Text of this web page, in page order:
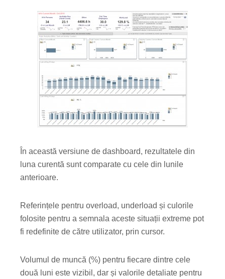
În această versiune de dashboard, rezultatele din
luna curentă sunt comparate cu cele din lunile
anterioare.
Referințele pentru overload, underload și culorile
folosite pentru a semnala aceste situații extreme pot
fi redefinite de către utilizator, prin cursor.
Volumul de muncă (%) pentru fiecare dintre cele
două luni este vizibil, dar și valorile detaliate pentru